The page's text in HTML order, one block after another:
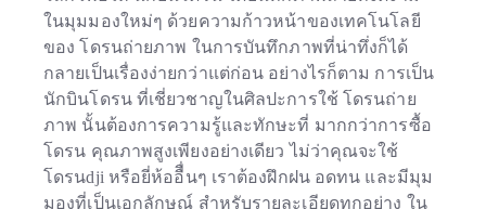
ในมุมมองใหม่ๆ ด้วยความก้าวหน้าของเทคโนโลยี
ของ โดรนถ่ายภาพ ในการบันทึกภาพที่น่าทึ่งก็ได้
กลายเป็นเรื่องง่ายกว่าแต่ก่อน อย่างไรก็ตาม การเป็น
นักบินโดรน ที่เชี่ยวชาญในศิลปะการใช้ โดรนถ่าย
ภาพ นั้นต้องการความรู้และทักษะที่ มากกว่าการซื้อ
โดรน คุณภาพสูงเพียงอย่างเดียว ไม่ว่าคุณจะใช้
โดรนdji หรือยี่ห้ออืื่นๆ เราต้องฝึกฝน อดทน และมีมุม
มองที่เป็นเอกลักษณ์ สำหรับรายละเอียดทุกอย่าง ใน